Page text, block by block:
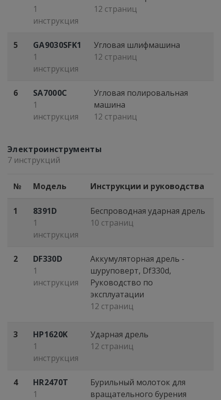
1
инструкция
12 страниц
5
GA9030SFK1
1
инструкция
Угловая шлифмашина
12 страниц
6
SA7000C
1
инструкция
Угловая полировальная
машина
12 страниц
Электроинструменты
7 инструкций
№ Модель Инструкции и руководства
1
8391D
1
инструкция
Беспроводная ударная дрель
10 страниц
2
DF330D
1
инструкция
Аккумуляторная дрель -
шуруповерт, Df330d,
Руководство по
эксплуатации
12 страниц
3
HP1620K
1
инструкция
Ударная дрель
12 страниц
4
HR2470T
1
Бурильный молоток для
вращательного бурения